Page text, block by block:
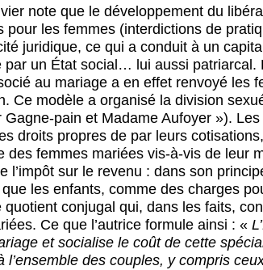
note que le développement du
pour les femmes (interdictions de
juridique, ce qui a conduit à un
par un État social… lui aussi patriarcal.
au mariage a en effet renvoyé les
Ce modèle a organisé la division
Gagne-pain et Madame Aufoyer »).
droits propres de par leurs
des femmes mariées vis-à-vis de leur
l’impôt sur le revenu : dans son
les enfants, comme des charges
quotient conjugal qui, dans les faits,
Ce que l’autrice formule ainsi : «
et socialise le coût de cette
l’ensemble des couples, y compris